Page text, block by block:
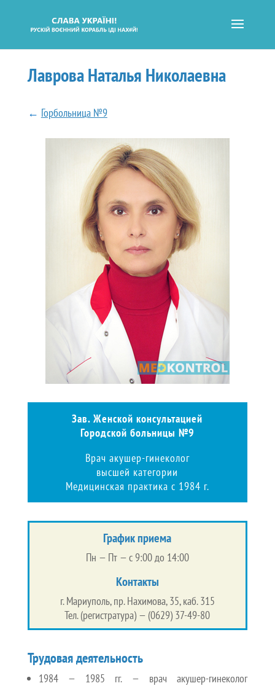
Лаврова Наталья Николаевна
← Горбольница №9
Зав. Женской консультацией
Городской больницы №9
Врач акушер-гинеколог
высшей категории
Медицинская практика с 1984 г.
График приема
Пн — Пт — с 9:00 до 14:00
Контакты
г. Мариуполь, пр. Нахимова, 35, каб. 315
Тел. (регистратура) — (0629) 37-49-80
Трудовая деятельность
1984 — 1985 гг. — врач акушер-гинеколог